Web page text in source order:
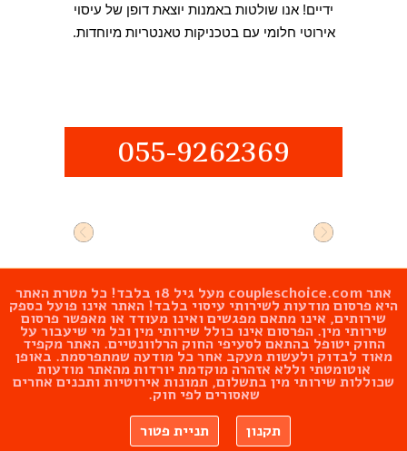
055-9262369
ידיים! אנו שולטות באמנות יוצאת דופן של עיסוי
אירוטי חלומי עם בטכניקות טאנטריות מיוחדות.
אתרcoupleschoice.com מעל גיל 18 בלבד! כל מטרת האתר
היא פרסום מודעות לשירותי עיסוי בלבד! האתר אינו פועל כספק
שירותים, אינו מתאם מפגשים ואינו מעודד או מאפשר פרסום
שירותי מין. הפרסום אינו כולל שירותי מין וכל מי שיעבור על
החוק יטופל בהתאם לסעיפי החוק הרלוונטיים. האתר מקפיד
מאוד לבדוק ולעשות מעקב אחר כל מודעה שמתפרסמת. באופן
אוטומטתי וללא אזהרה מוקדמת יורדות מהאתר מודעות
שכוללות שירותי מין בתשלום, תמונות אירוטיות ותכנים אחרים
שאסורים לפי חוק.
תקנון
תניית פטור